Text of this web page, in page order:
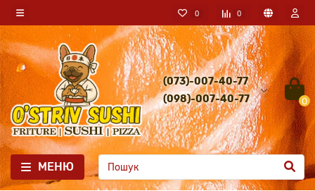
0 0
(073)-007-40-77
(098)-007-40-77
0
МЕНЮ